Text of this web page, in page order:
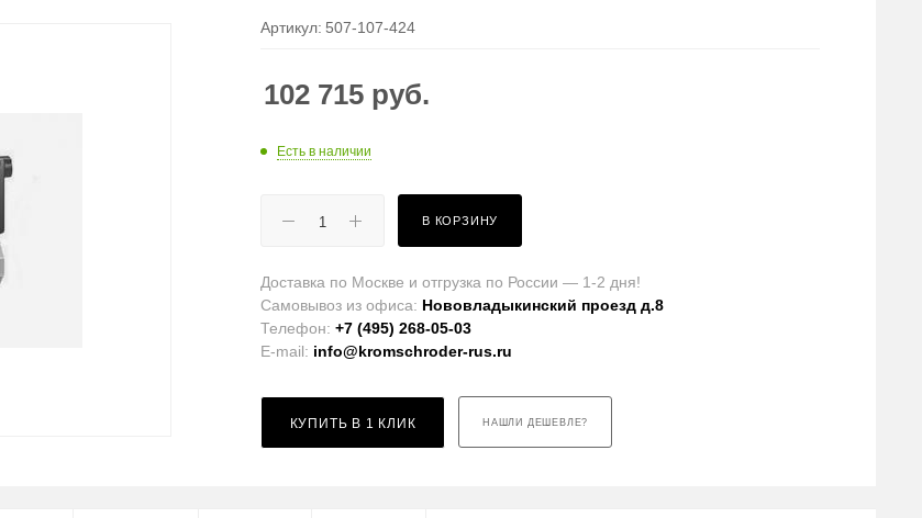
Артикул: 507-107-424
102 715 руб.
Есть в наличии
В КОРЗИНУ
Доставка по Москве и отгрузка по России — 1-2 дня!
Самовывоз из офиса: Нововладыкинский проезд д.8
Телефон:+7 (495) 268-05-03
E-mail: info@kromschroder-rus.ru
КУПИТЬ В 1 КЛИК НАШЛИ ДЕШЕВЛЕ?